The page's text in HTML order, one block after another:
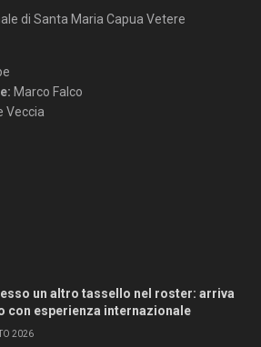
di Santa Maria Capua Vetere
Marco Falco
Veccia
un altro tassello nel roster: arriva
con esperienza internazionale
2026